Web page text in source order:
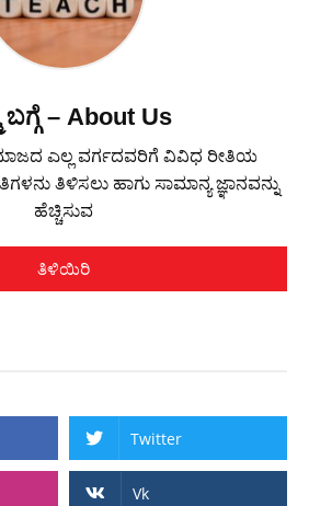
– About Us
ಎಲ್ಲ ವರ್ಗದವರಿಗೆ ವಿವಿಧ ರೀತಿಯ
ತಿಳಿಸಲು ಹಾಗು ಸಾಮಾನ್ಯ ಜ್ಞಾನವನ್ನು
ಹೆಚ್ಚಿಸುವ
ತಿಳಿಯಿರಿ
Twitter
Vk